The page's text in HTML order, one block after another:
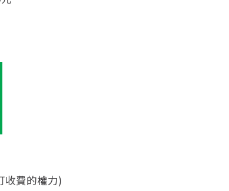
收費的權力)